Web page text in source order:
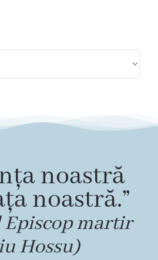
noastră
noastră.”
martir
Hossu)